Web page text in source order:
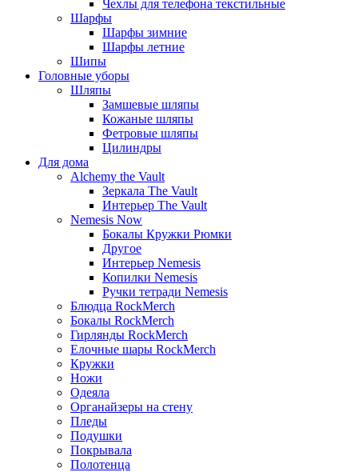
Чехлы для телефона текстильные
Шарфы
Шарфы зимние
Шарфы летние
Шипы
Головные уборы
Шляпы
Замшевые шляпы
Кожаные шляпы
Фетровые шляпы
Цилиндры
Для дома
Alchemy the Vault
Зеркала The Vault
Интерьер The Vault
Nemesis Now
Бокалы Кружки Рюмки
Другое
Интерьер Nemesis
Копилки Nemesis
Ручки тетради Nemesis
Блюдца RockMerch
Бокалы RockMerch
Гирлянды RockMerch
Елочные шары RockMerch
Кружки
Ножи
Одеяла
Органайзеры на стену
Пледы
Подушки
Покрывала
Полотенца